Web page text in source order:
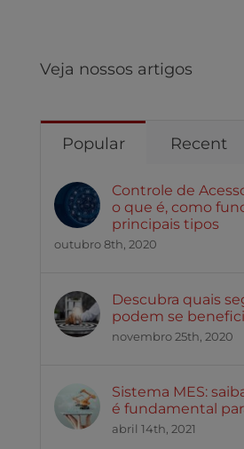
Veja nossos artigos
Popular Recent
Controle de
o que é, como
principais tipos
outubro 8th, 2020
Descubra quais
podem se
novembro 25th, 2020
Sistema MES:
é fundamental
abril 14th, 2021